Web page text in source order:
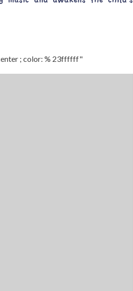
; color: % 23ffffff"